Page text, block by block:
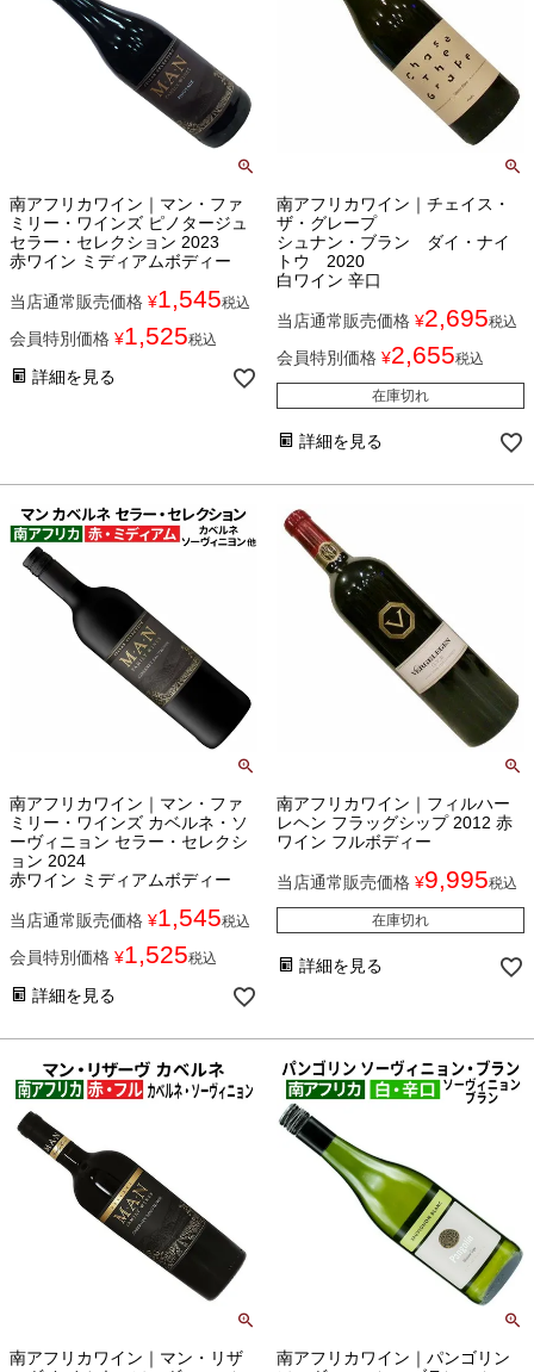
南アフリカワイン｜マン・ファ
ミリー・ワインズ ピノタージュ
セラー・セレクション 2023
赤ワイン ミディアムボディー
当店通常販売価格 ¥1,545税込
会員特別価格 ¥1,525税込
詳細を見る
南アフリカワイン｜チェイス・
ザ・グレープ
シュナン・ブラン ダイ・ナイ
トウ 2020
白ワイン 辛口
当店通常販売価格 ¥2,695税込
会員特別価格 ¥2,655税込
在庫切れ
詳細を見る
南アフリカワイン｜マン・ファ
ミリー・ワインズ カベルネ・ソ
ーヴィニョン セラー・セレクシ
ョン 2024
赤ワイン ミディアムボディー
当店通常販売価格 ¥1,545税込
会員特別価格 ¥1,525税込
詳細を見る
南アフリカワイン｜フィルハー
レヘン フラッグシップ 2012 赤
ワイン フルボディー
当店通常販売価格 ¥9,995税込
在庫切れ
詳細を見る
南アフリカワイン｜マン・リザ
南アフリカワイン｜パンゴリン